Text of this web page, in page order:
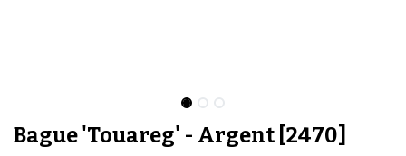
Bague 'Touareg' - Argent [2470]